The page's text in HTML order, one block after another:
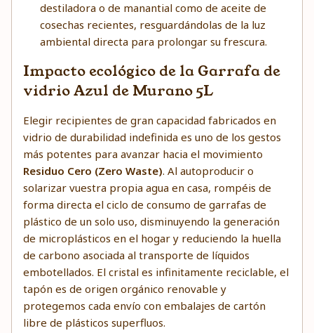
destiladora o de manantial como de aceite de
cosechas recientes, resguardándolas de la luz
ambiental directa para prolongar su frescura.
Impacto ecológico de la Garrafa de
vidrio Azul de Murano 5L
Elegir recipientes de gran capacidad fabricados en
vidrio de durabilidad indefinida es uno de los gestos
más potentes para avanzar hacia el movimiento
Residuo Cero (Zero Waste). Al autoproducir o
solarizar vuestra propia agua en casa, rompéis de
forma directa el ciclo de consumo de garrafas de
plástico de un solo uso, disminuyendo la generación
de microplásticos en el hogar y reduciendo la huella
de carbono asociada al transporte de líquidos
embotellados. El cristal es infinitamente reciclable, el
tapón es de origen orgánico renovable y
protegemos cada envío con embalajes de cartón
libre de plásticos superfluos.